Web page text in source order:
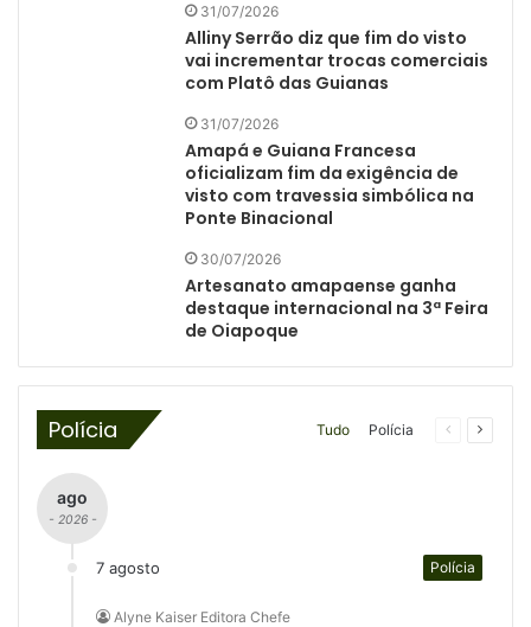
31/07/2026
Alliny Serrão diz que fim do visto
vai incrementar trocas comerciais
com Platô das Guianas
31/07/2026
Amapá e Guiana Francesa
oficializam fim da exigência de
visto com travessia simbólica na
Ponte Binacional
30/07/2026
Artesanato amapaense ganha
destaque internacional na 3ª Feira
de Oiapoque
Polícia Tudo Polícia
Página
ago
- 2026 -
7 agosto Polícia
Alyne Kaiser Editora Chefe